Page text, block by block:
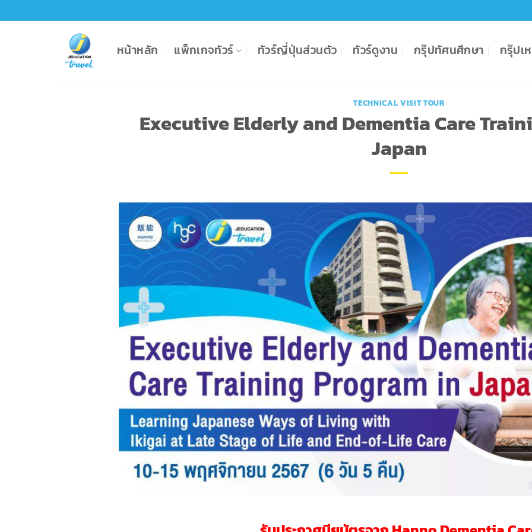
to
หน้าหลัก แพ็กเกจทัวร์ ทัวร์ญี่ปุ่นส่วนตัว ทัวร์ดูงาน กรุ๊ปทัศนศึกษา กรุ๊ปเ
TECHNICAL VISIT TOUR
Executive Elderly and Dementia Care
Japan